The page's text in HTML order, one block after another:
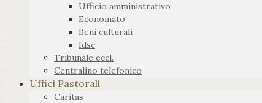
Ufficio amministrativo
Economato
Beni culturali
Idsc
Tribunale eccl.
Centralino telefonico
Uffici Pastorali
Caritas